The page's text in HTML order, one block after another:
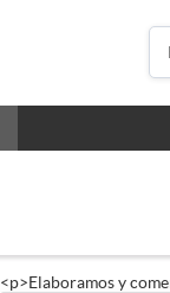
<p>Elaboramos y